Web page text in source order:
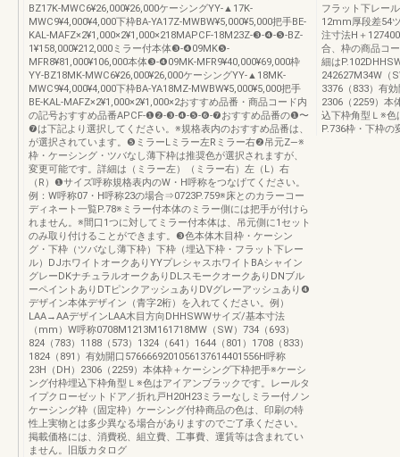
BZ17K-MWC6¥26,000¥26,000ケーシングYY-▲17K-
MWC9¥4,000¥4,000下枠BA-YA17Z-MWBW¥5,000¥5,000把手BE-
KAL-MAFZ×2¥1,000×2¥1,000×218MAPCF-18M23Z-❸-❹-❺-BZ-
1¥158,000¥212,000ミラー付本体❸-❹09MK❺-
MFR8¥81,000¥106,000本体❸-❹09MK-MFR9¥40,000¥69,000枠
YY-BZ18MK-MWC6¥26,000¥26,000ケーシングYY-▲18MK-
MWC9¥4,000¥4,000下枠BA-YA18MZ-MWBW¥5,000¥5,000把手
BE-KAL-MAFZ×2¥1,000×2¥1,000×2おすすめ品番・商品コード内
の記号おすすめ品番APCF-❶❷-❸-❹-❺-❻-❼おすすめ品番の❶〜
❼は下記より選択してください。※規格表内のおすすめ品番は、
が選択されています。❺ミラーLミラー左Rミラー右❷吊元Z—※
枠・ケーシング・ツバなし薄下枠は推奨色が選択されますが、
変更可能です。詳細は（ミラー左）（ミラー右）左（L）右
（R）❶サイズ呼称規格表内のW・H呼称をつなげてください。
例：W呼称07・H呼称23の場合⇒0723P.759※床とのカラーコー
ディネート一覧P.78※ミラー付本体のミラー側には把手が付けら
れません。※間口1つに対してミラー付本体は、吊元側に1セット
のみ取り付けることができます。❸色本体木目枠・ケーシン
グ・下枠（ツバなし薄下枠）下枠（埋込下枠・フラット下レー
ル）DJホワイトオークありYYプレシャスホワイトBAシャイン
グレーDKナチュラルオークありDLスモークオークありDNブル
ーペイントありDTピンクアッシュありDVグレーアッシュあり❹
デザイン本体デザイン（青字2桁）を入れてください。例）
LAA→AAデザインLAA木目方向DHHSWWサイズ/基本寸法
（mm）W呼称0708M1213M161718MW（SW）734（693）
824（783）1188（573）1324（641）1644（801）1708（833）
1824（891）有効開口5766669201056137614401556H呼称
23H（DH）2306（2259）本体枠＋ケーシング下枠把手※ケーシ
ング付枠埋込下枠角型Ｌ※色はアイアンブラックです。レールタ
イプクローゼットドア／折れ戸H20H23ミラーなしミラー付ノン
ケーシング枠（固定枠）ケーシング付枠商品の色は、印刷の特
性上実物とは多少異なる場合がありますのでご了承ください。
掲載価格には、消費税、組立費、工事費、運賃等は含まれてい
ません。旧版カタログ
フラット下レー
12mm厚段差54
注寸法H＋
合、枠の商品コ
細は
242627M34W（
3376（833）有
2306（2259）本
込下枠角型Ｌ※色
P.736枠・下枠の